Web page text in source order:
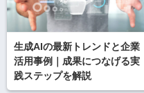
生成AIの最新トレンドと企業
活用事例｜成果につなげる実
践ステップを解説